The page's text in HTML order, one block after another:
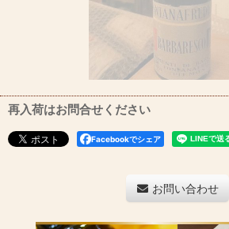
再入荷はお問合せください
Facebookでシェア
お問い合わせ